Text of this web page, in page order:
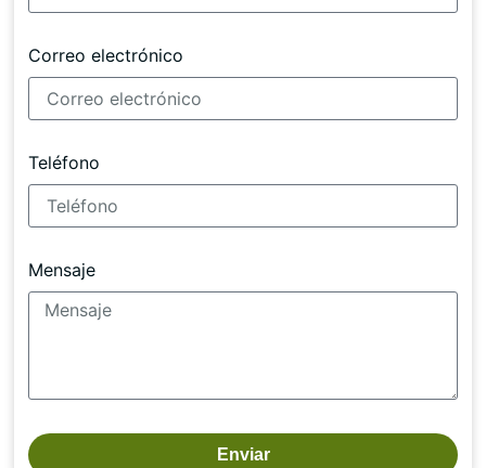
Correo electrónico
Teléfono
Mensaje
Enviar